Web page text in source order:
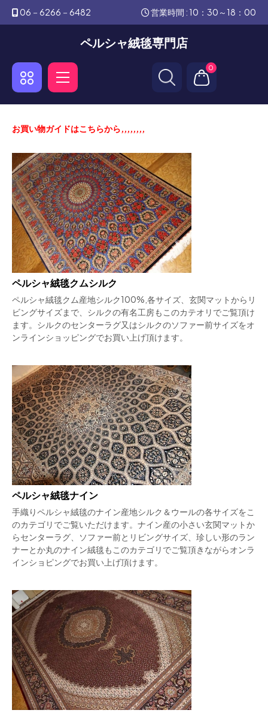
06－6266－6482 営業時間 : 10：30～18：00
ペルシャ絨毯専門店
0
お買い物ガイドはこちらから,,,,,,,,
ペルシャ絨毯クムシルク
ペルシャ絨毯クム産地シルク100%,各サイズ、玄関マットからリ
ビングサイズまで、シルクの有名工房もこのカテオリでご覧頂け
ます。シルクのセンターラグ又はシルクのソファー前サイズをオ
ンラインショッピングでお買い上げ頂けます。
ペルシャ絨毯ナイン
手織りペルシャ絨毯のナイン産地シルク＆ウールの各サイズをこ
のカテゴリでご覧いただけます。ナイン産の小さい玄関マットか
らセンターラグ、ソファー前とリビングサイズ、珍しい形のラン
ナーとか丸のナイン絨毯もこのカテゴリでご覧頂きながらオンラ
インショピングでお買い上げ頂けます。